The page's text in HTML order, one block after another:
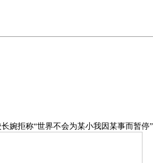
拒称“世界不会为某小我因某事而暂停